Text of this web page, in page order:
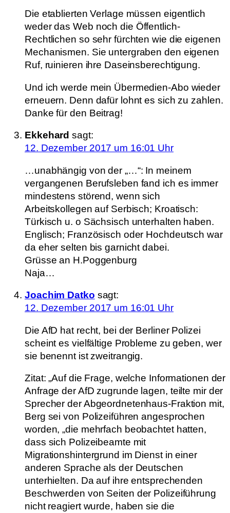
Die etablierten Verlage müssen eigentlich
weder das Web noch die Öffentlich-
Rechtlichen so sehr fürchten wie die eigenen
Mechanismen. Sie untergraben den eigenen
Ruf, ruinieren ihre Daseinsberechtigung.
Und ich werde mein Übermedien-Abo wieder
erneuern. Denn dafür lohnt es sich zu zahlen.
Danke für den Beitrag!
Ekkehard sagt:
12. Dezember 2017 um 16:01 Uhr
…unabhängig von der „…“: In meinem
vergangenen Berufsleben fand ich es immer
mindestens störend, wenn sich
Arbeitskollegen auf Serbisch; Kroatisch:
Türkisch u. o Sächsisch unterhalten haben.
Englisch; Französisch oder Hochdeutsch war
da eher selten bis garnicht dabei.
Grüsse an H.Poggenburg
Naja…
Joachim Datko sagt:
12. Dezember 2017 um 16:01 Uhr
Die AfD hat recht, bei der Berliner Polizei
scheint es vielfältige Probleme zu geben, wer
sie benennt ist zweitrangig.
Zitat: „Auf die Frage, welche Informationen der
Anfrage der AfD zugrunde lagen, teilte mir der
Sprecher der Abgeordnetenhaus-Fraktion mit,
Berg sei von Polizeiführen angesprochen
worden, „die mehrfach beobachtet hatten,
dass sich Polizeibeamte mit
Migrationshintergrund im Dienst in einer
anderen Sprache als der Deutschen
unterhielten. Da auf ihre entsprechenden
Beschwerden von Seiten der Polizeiführung
nicht reagiert wurde, haben sie die